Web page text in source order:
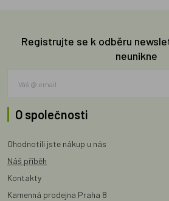
Registrujte se k odběru
neunikne
O společnosti
Ohodnotili jste nákup u nás
Náš příběh
Kontakty
Kamenná prodejna Praha 8